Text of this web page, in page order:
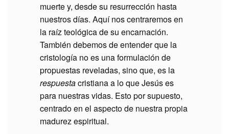
muerte y, desde su resurrección hasta
nuestros días. Aquí nos centraremos en
la raíz teológica de su encarnación.
También debemos de entender que la
cristología no es una formulación de
propuestas reveladas, sino que, es la
respuestacristiana a lo que Jesús es
para nuestras vidas. Esto por supuesto,
centrado en el aspecto de nuestra propia
madurez espiritual.